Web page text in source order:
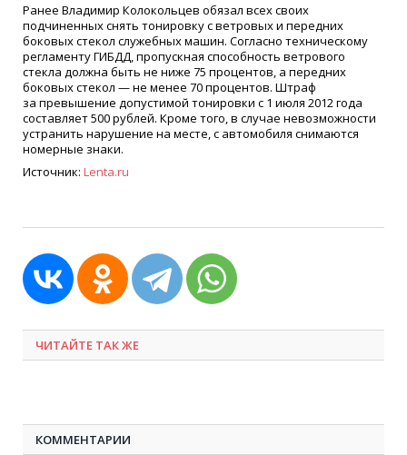
Ранее Владимир Колокольцев обязал всех своих
подчиненных снять тонировку с ветровых и передних
боковых стекол служебных машин. Согласно техническому
регламенту ГИБДД, пропускная способность ветрового
стекла должна быть не ниже 75 процентов, а передних
боковых стекол — не менее 70 процентов. Штраф
за превышение допустимой тонировки с 1 июля 2012 года
составляет 500 рублей. Кроме того, в случае невозможности
устранить нарушение на месте, с автомобиля снимаются
номерные знаки.
Источник: Lenta.ru
ЧИТАЙТЕ ТАК ЖЕ
КОММЕНТАРИИ